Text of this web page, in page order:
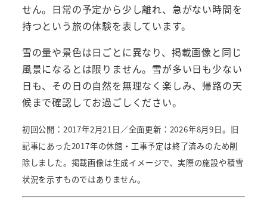
せん。日常の予定から少し離れ、急がない時間を
持つという旅の体験を表しています。
雪の量や景色は日ごとに異なり、掲載画像と同じ
風景になるとは限りません。雪が多い日も少ない
日も、その日の自然を無理なく楽しみ、帰路の天
候まで確認してお過ごしください。
初回公開：2017年2月21日／全面更新：2026年8月9日。旧
記事にあった2017年の休館・工事予定は終了済みのため削
除しました。掲載画像は生成イメージで、実際の施設や積雪
状況を示すものではありません。